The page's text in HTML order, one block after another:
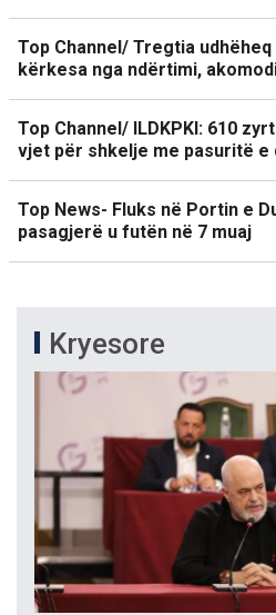
Top Channel/ Tregtia
kërkesa nga ndërtimi,
Top Channel/ ILDKPKI: 610
vjet për shkelje me pasuritë e
Top News- Fluks në Portin e
pasagjerë u futën në 7 muaj
Kryesore